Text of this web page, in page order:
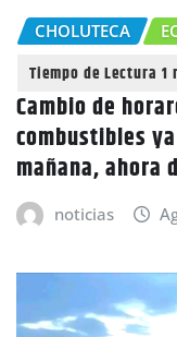
CHOLUTECA
Cambio de
combustibles
mañana, ahora
noticias